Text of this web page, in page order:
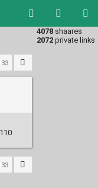
4078 shaares
2072 private links